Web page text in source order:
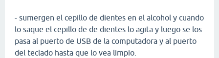
- sumergen el cepillo de dientes en el alcohol y cuando
lo saque el cepillo de de dientes lo agita y luego se los
pasa al puerto de USB de la computadora y al puerto
del teclado hasta que lo vea limpio.